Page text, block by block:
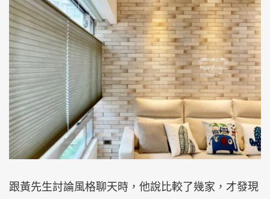
跟黃先生討論風格聊天時，他說比較了幾家，才發現